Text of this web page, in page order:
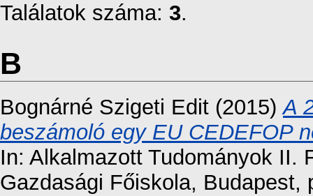
Találatok száma: 3.
B
Bognárné Szigeti Edit (2015)A
beszámoló egy EU CEDEFOP
In: Alkalmazott Tudományok II.
Gazdasági Főiskola, Budapest,